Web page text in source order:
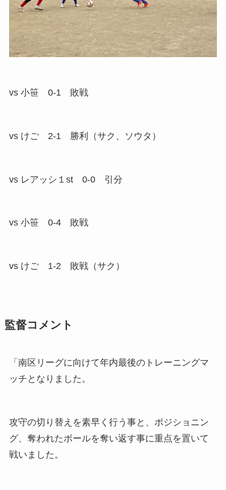
vs 小笹 0-1 敗戦
vs けご 2-1 勝利（サク、ソウタ）
vs レアッシ１st 0-0 引分
vs 小笹 0-4 敗戦
vs けご 1-2 敗戦（サク）
監督コメント
「南区リーグに向けて年内最後のトレーニングマ
ッチとなりました。
攻守の切り替えを素早く行う事と、ポジショニン
グ、奪われたボールを奪い返す事に重点を置いて
戦いました。